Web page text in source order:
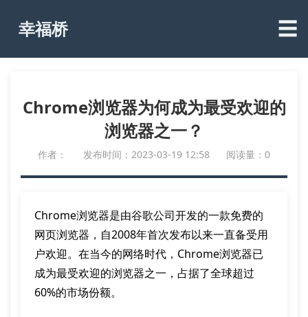
幸福桥 ☰
Chrome浏览器为何成为最受欢迎的
浏览器之一？
作者： 发布时间：2023-03-19 12:58 阅读量：0
Chrome浏览器是由谷歌公司开发的一款免费的
网页浏览器，自2008年首次发布以来一直备受用
户欢迎。在当今的网络时代，Chrome浏览器已
成为最受欢迎的浏览器之一，占据了全球超过
60%的市场份额。